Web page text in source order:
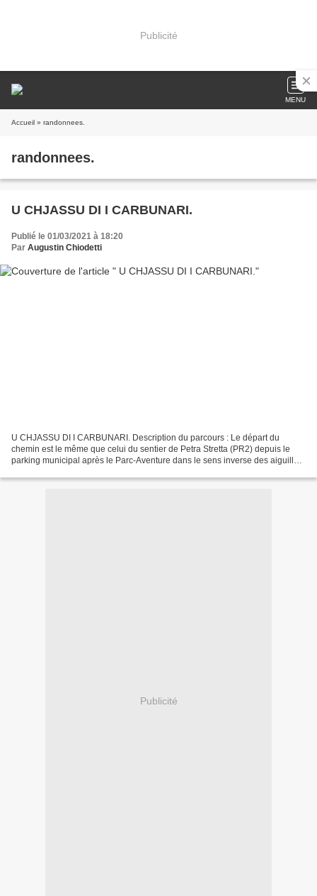
Publicité
MENU
Accueil » randonnees.
randonnees.
U CHJASSU DI I CARBUNARI.
Publié le 01/03/2021 à 18:20
Par Augustin Chiodetti
U CHJASSU DI I CARBUNARI. Description du parcours : Le départ du
chemin est le même que celui du sentier de Petra Stretta (PR2) depuis le
parking municipal après le Parc-Aventure dans le sens inverse des aiguilles
Publicité